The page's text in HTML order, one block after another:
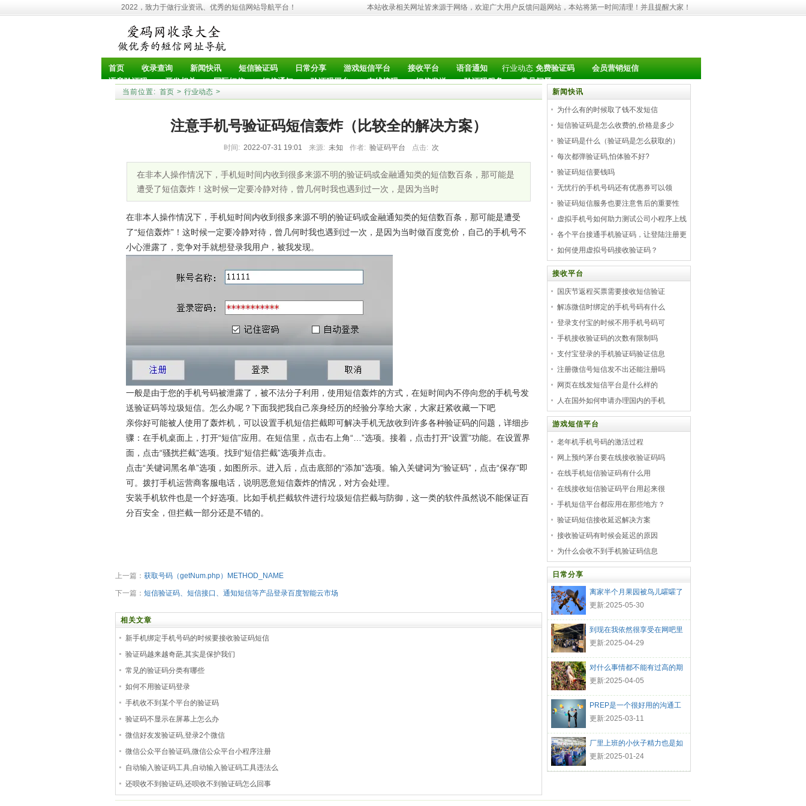
2022，致力于做行业资讯、优秀的短信网站导航平台！ 本站收录相关网址皆来源于网络，欢迎广大用户反馈问题网站，本站将第一时间清理！并且提醒大家！
首页 收录查询 新闻快讯 短信验证码 日常分享 游戏短信平台 接收平台 语音通知 行业动态 免费验证码
会员营销短信
语音验证码
开发相关 国际短信 短信通知 验证码平台 在线接码 短信发送 验证码服务 常见问题
当前位置: 首页 > 行业动态 >
注意手机号验证码短信轰炸（比较全的解决方案）
时间: 2022-07-31 19:01 来源: 未知 作者: 验证码平台 点击: 次
在非本人操作情况下，手机短时间内收到很多来源不明的验证码或金融通知类的短信数百条，那可能是
遭受了短信轰炸！这时候一定要冷静对待，曾几何时我也遇到过一次，是因为当时
在非本人操作情况下，手机短时间内收到很多来源不明的验证码或金融通知类的短信数百条，那可能是遭受
了“短信轰炸”！这时候一定要冷静对待，曾几何时我也遇到过一次，是因为当时做百度竞价，自己的手机号不
小心泄露了，竞争对手就想登录我用户，被我发现。
一般是由于您的手机号码被泄露了，被不法分子利用，使用短信轰炸的方式，在短时间内不停向您的手机号发
送验证码等垃圾短信。怎么办呢？下面我把我自己亲身经历的经验分享给大家，大家赶紧收藏一下吧
亲你好可能被人使用了轰炸机，可以设置手机短信拦截即可解决手机无故收到许多各种验证码的问题，详细步
骤：在手机桌面上，打开“短信”应用。在短信里，点击右上角“…”选项。接着，点击打开“设置”功能。在设置界
面，点击“骚扰拦截”选项。找到“短信拦截”选项并点击。
点击“关键词黑名单”选项，如图所示。进入后，点击底部的“添加”选项。输入关键词为“验证码”，点击“保存”即
可。拨打手机运营商客服电话，说明恶意短信轰炸的情况，对方会处理。
安装手机软件也是一个好选项。比如手机拦截软件进行垃圾短信拦截与防御，这一类的软件虽然说不能保证百
分百安全，但拦截一部分还是不错的。
上一篇： 获取号码（getNum.php）METHOD_NAME
下一篇： 短信验证码、短信接口、通知短信等产品登录百度智能云市场
相关文章
新手机绑定手机号码的时候要接收验证码短信
验证码越来越奇葩,其实是保护我们
常见的验证码分类有哪些
如何不用验证码登录
手机收不到某个平台的验证码
验证码不显示在屏幕上怎么办
微信好友发验证码,登录2个微信
微信公众平台验证码,微信公众平台小程序注册
自动输入验证码工具,自动输入验证码工具违法么
还呗收不到验证码,还呗收不到验证码怎么回事
新闻快讯
为什么有的时候取了钱不发短信
短信验证码是怎么收费的,价格是多少
验证码是什么（验证码是怎么获取的）
每次都弹验证码,怕体验不好?
验证码短信要钱吗
无忧行的手机号码还有优惠券可以领
验证码短信服务也要注意售后的重要性
虚拟手机号如何助力测试公司小程序上线
各个平台接通手机验证码，让登陆注册更
如何使用虚拟号码接收验证码？
接收平台
国庆节返程买票需要接收短信验证
解冻微信时绑定的手机号码有什么
登录支付宝的时候不用手机号码可
手机接收验证码的次数有限制吗
支付宝登录的手机验证码验证信息
注册微信号短信发不出还能注册吗
网页在线发短信平台是什么样的
人在国外如何申请办理国内的手机
游戏短信平台
老年机手机号码的激活过程
网上预约茅台要在线接收验证码吗
在线手机短信验证码有什么用
在线接收短信验证码平台用起来很
手机短信平台都应用在那些地方？
验证码短信接收延迟解决方案
接收验证码有时候会延迟的原因
为什么会收不到手机验证码信息
日常分享
离家半个月果园被鸟儿嚯嚯了
更新:2025-05-30
到现在我依然很享受在网吧里
的生
更新:2025-04-29
对什么事情都不能有过高的期
待
更新:2025-04-05
PREP是一个很好用的沟通工
具
更新:2025-03-11
厂里上班的小伙子精力也是如
此的
更新:2025-01-24